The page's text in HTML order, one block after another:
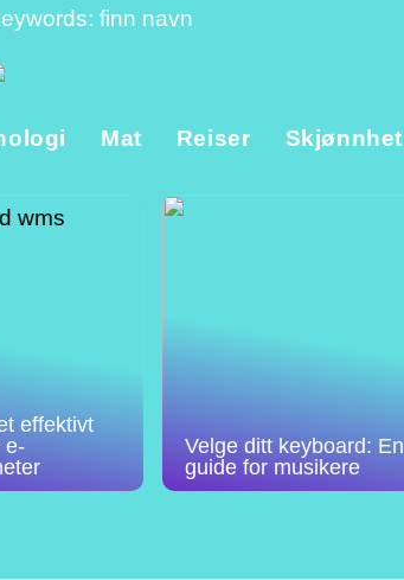
finn navn
Mat Reiser Skjønnhet
effektivt
e-
Velge ditt keyboard: En
guide for musikere